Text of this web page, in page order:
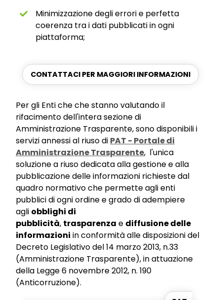
Minimizzazione degli errori e perfetta
coerenza tra i dati pubblicati in ogni
piattaforma;
CONTATTACI PER MAGGIORI INFORMAZIONI
Per gli Enti che che stanno valutando il
rifacimento dell'intera sezione di
Amministrazione Trasparente, sono disponibili i
servizi annessi al riuso di PAT - Portale di
Amministrazione Trasparente, l'unica
soluzione a riuso dedicata alla gestione e alla
pubblicazione delle informazioni richieste dal
quadro normativo che permette agli enti
pubblici di ogni ordine e grado di adempiere
agli obblighi di
pubblicità, trasparenza e diffusione delle
informazioni in conformità alle disposizioni del
Decreto Legislativo del 14 marzo 2013, n.33
(Amministrazione Trasparente), in attuazione
della Legge 6 novembre 2012, n. 190
(Anticorruzione).